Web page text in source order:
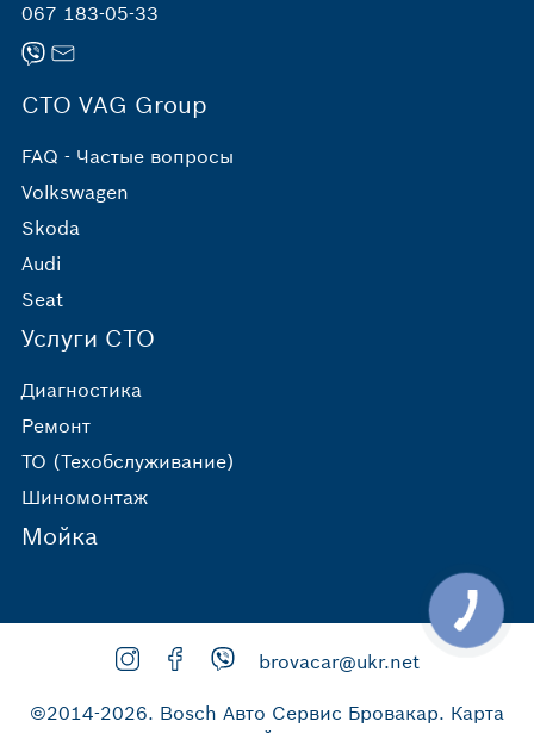
067 183-05-33
СТО VAG Group
FAQ - Частые вопросы
Volkswagen
Skoda
Audi
Seat
Услуги СТО
Диагностика
Ремонт
ТО (Техобслуживание)
Шиномонтаж
Мойка
brovacar@ukr.net
©2014-2026. Bosch Авто Сервис Бровакар. Карта